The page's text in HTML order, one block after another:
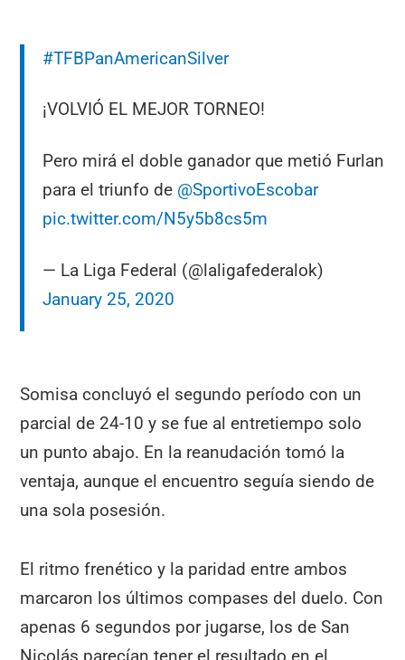
#TFBPanAmericanSilver
¡VOLVIÓ EL MEJOR TORNEO!
Pero mirá el doble ganador que metió Furlan
para el triunfo de @SportivoEscobar
pic.twitter.com/N5y5b8cs5m
— La Liga Federal (@laligafederalok)
January 25, 2020
Somisa concluyó el segundo período con un
parcial de 24-10 y se fue al entretiempo solo
un punto abajo. En la reanudación tomó la
ventaja, aunque el encuentro seguía siendo de
una sola posesión.
El ritmo frenético y la paridad entre ambos
marcaron los últimos compases del duelo. Con
apenas 6 segundos por jugarse, los de San